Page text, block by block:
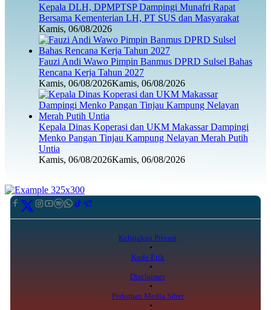
Kepala DLH, DPMPTSP Dampingi Munafri Rapat
Bersama Kementerian LH, PT SUS dan Masyarakat
Kamis, 06/08/2026
Fauzi Andi Wawo Pimpin Banmus DPRD Sulsel Bahas
Rencana Kerja Tahun 2027
Kamis, 06/08/2026Kamis, 06/08/2026
Kepala Dinas Koperasi dan UKM Makassar Dampingi
Menko Pangan Tinjau Kampung Nelayan Merah Putih
Untia
Kamis, 06/08/2026Kamis, 06/08/2026
Kebijakan Privasi
Kode Etik
Disclaimer
Pedoman Media Siber